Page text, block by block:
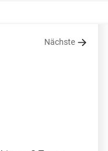
Nächste